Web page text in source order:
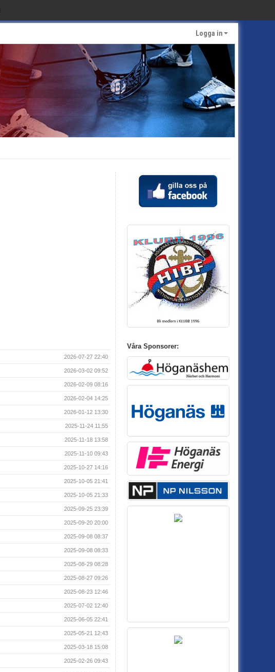
Logga in
2026-07-27 22:40
2026-03-02 09:52
2026-02-09 08:16
2026-02-04 14:25
2026-01-12 13:30
2025-11-24 11:55
2025-11-18 13:58
2025-11-10 09:43
2025-10-27 14:16
2025-10-05 21:41
2025-10-05 21:33
2025-09-25 23:39
2025-09-20 20:00
2025-09-08 08:37
2025-09-08 08:33
2025-08-29 08:28
2025-08-27 09:26
2025-08-23 12:46
2025-07-02 12:40
2025-06-05 22:41
2025-05-21 12:43
2025-03-18 15:08
2025-02-26 09:43
Våra Sponsorer: